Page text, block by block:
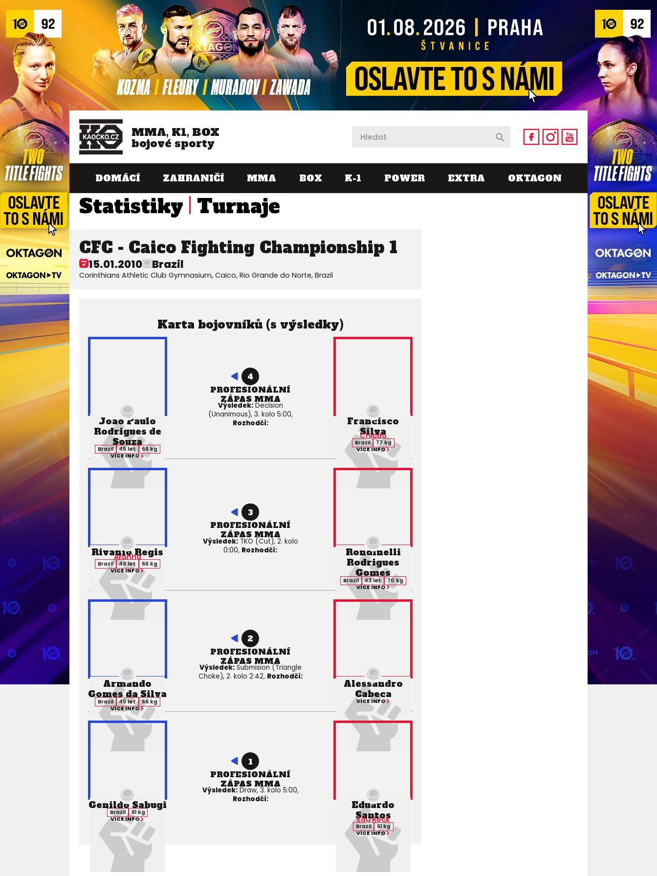
MMA, K1, BOX
bojové sporty
DOMÁCÍ ZAHRANIČÍ MMA BOX K-1 POWER EXTRA OKTAGON
Statistiky Turnaje
CFC - Caico Fighting Championship 1
15.01.2010 Brazil
Corinthians Athletic Club Gymnasium, Caico, Rio Grande do Norte, Brazil
Karta bojovníků (s výsledky)
Joao Paulo
Rodrigues de
Souza
Brazil 45 let
66 kg
VÍCE INFO
4
PROFESIONÁLNÍ
ZÁPAS MMA
Výsledek:Decision
(Unanimous), 3. kolo 5:00,
Rozhodčí:
Francisco
Silva
Chicao
Brazil
77 kg
VÍCE INFO
Rivanio Regis
Aranha
Brazil 48 let
66 kg
VÍCE INFO
3
PROFESIONÁLNÍ
ZÁPAS MMA
Výsledek:TKO (Cut), 2. kolo
0:00, Rozhodčí:
Rondinelli
Rodrigues
Gomes
Brazil 43 let
70 kg
VÍCE INFO
Armando
Gomes da Silva
Brazil 45 let
66 kg
VÍCE INFO
2
PROFESIONÁLNÍ
ZÁPAS MMA
Výsledek:Submision (Triangle
Choke), 2. kolo 2:42, Rozhodčí:
Alessandro
Cabeca
VÍCE INFO
Genildo Sabugi
Brazil
61 kg
VÍCE INFO
1
PROFESIONÁLNÍ
ZÁPAS MMA
Výsledek:Draw, 3. kolo 5:00,
Rozhodčí:
Eduardo
Santos
Edu Rock
Brazil
61 kg
VÍCE INFO